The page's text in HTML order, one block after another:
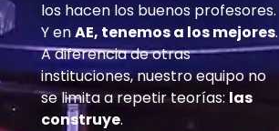
los hacen los buenos profesores.
Y enAE, tenemos a los mejores.
A diferencia de otras
instituciones, nuestro equipo no
se limita a repetir teorías: las
construye.